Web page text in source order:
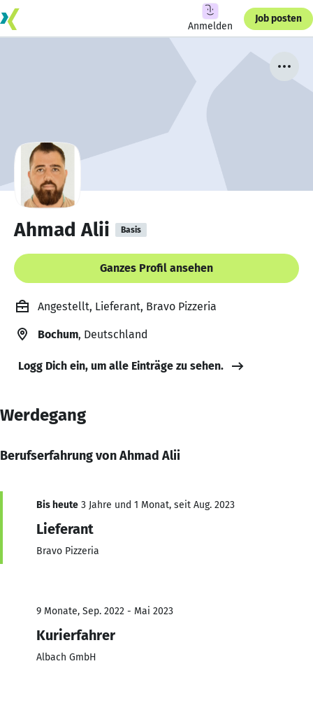
Anmelden
Job posten
Ahmad Alii Basis
Ganzes Profil ansehen
Angestellt, Lieferant, Bravo Pizzeria
Bochum, Deutschland
Logg Dich ein, um alle Einträge zu sehen.
Werdegang
Berufserfahrung von Ahmad Alii
Bis heute 3 Jahre und 1 Monat, seit Aug. 2023
Lieferant
Bravo Pizzeria
9 Monate, Sep. 2022 - Mai 2023
Kurierfahrer
Albach GmbH